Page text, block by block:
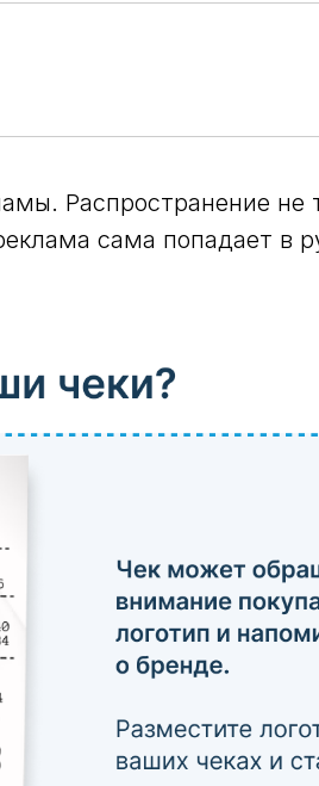
Распространение не
сама попадает в